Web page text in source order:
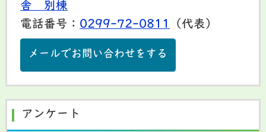
舎 別棟
電話番号： 0299-72-0811 （代表）
メールでお問い合わせをする
アンケート